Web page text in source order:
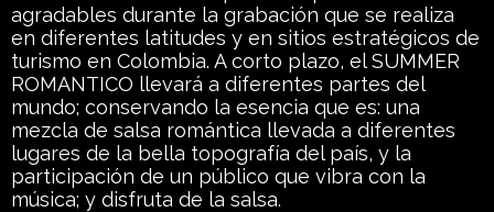
agradables durante la grabación que se realiza
en diferentes latitudes y en sitios estratégicos de
turismo en Colombia. A corto plazo, el SUMMER
ROMANTICO llevará a diferentes partes del
mundo; conservando la esencia que es: una
mezcla de salsa romántica llevada a diferentes
lugares de la bella topografía del país, y la
participación de un público que vibra con la
música; y disfruta de la salsa.